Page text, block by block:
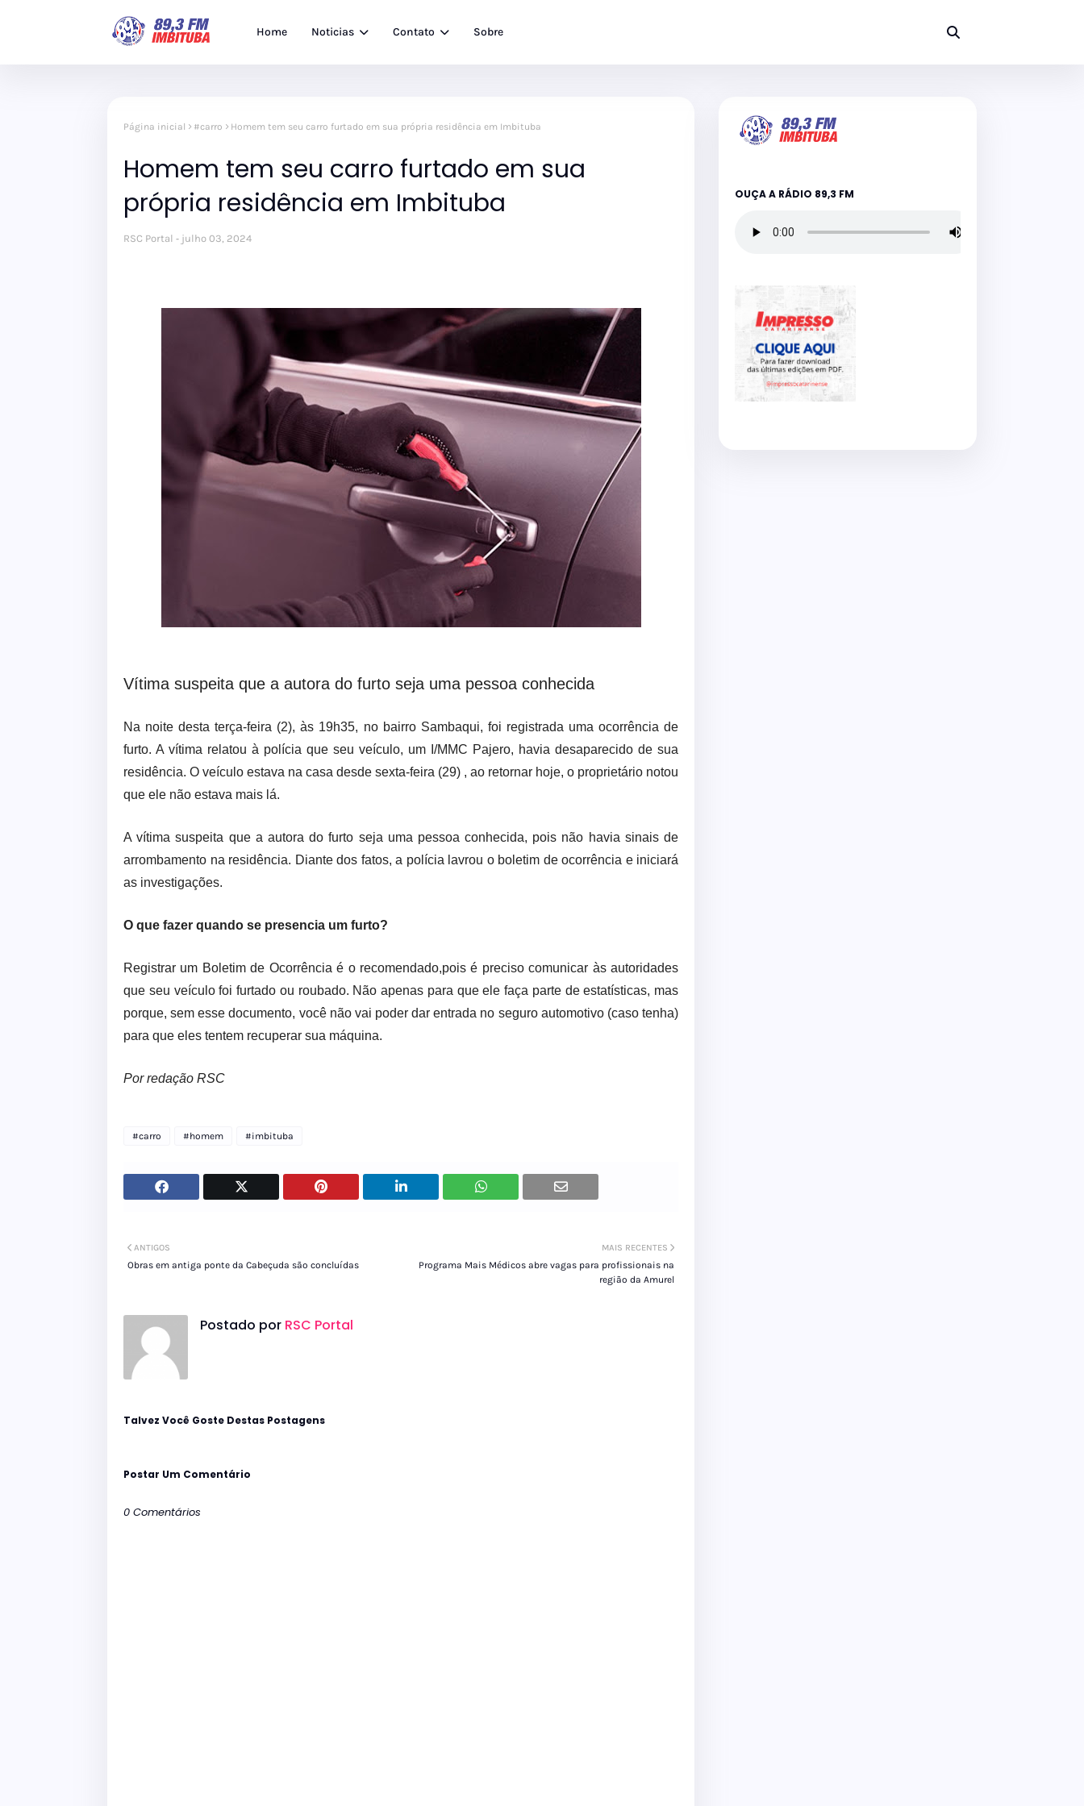
Home Noticias Contato Sobre
Página inicial #carro Homem tem seu carro furtado em sua própria residência em Imbituba
Homem tem seu carro furtado em sua
própria residência em Imbituba
RSC Portal julho 03, 2024
Vítima suspeita que a autora do furto seja uma pessoa conhecida
Na noite desta terça-feira (2), às 19h35, no bairro Sambaqui, foi registrada uma ocorrência de
furto. A vítima relatou à polícia que seu veículo, um I/MMC Pajero, havia desaparecido de sua
residência. O veículo estava na casa desde sexta-feira (29) , ao retornar hoje, o proprietário notou
que ele não estava mais lá.
A vítima suspeita que a autora do furto seja uma pessoa conhecida, pois não havia sinais de
arrombamento na residência. Diante dos fatos, a polícia lavrou o boletim de ocorrência e iniciará
as investigações.
O que fazer quando se presencia um furto?
Registrar um Boletim de Ocorrência é o recomendado,pois é preciso comunicar às autoridades
que seu veículo foi furtado ou roubado. Não apenas para que ele faça parte de estatísticas, mas
porque, sem esse documento, você não vai poder dar entrada no seguro automotivo (caso tenha)
para que eles tentem recuperar sua máquina.
Por redação RSC
#carro #homem #imbituba
MAIS RECENTES
Programa Mais Médicos abre vagas para profissionais na
região da Amurel
ANTIGOS
Obras em antiga ponte da Cabeçuda são concluídas
Postado por RSC Portal
Talvez Você Goste Destas Postagens
Postar Um Comentário
0 Comentários
OUÇA A RÁDIO 89,3 FM